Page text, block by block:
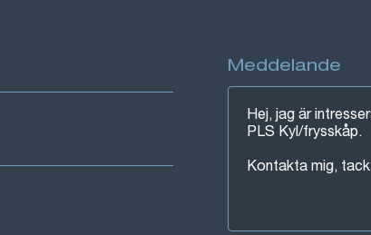
Meddelande